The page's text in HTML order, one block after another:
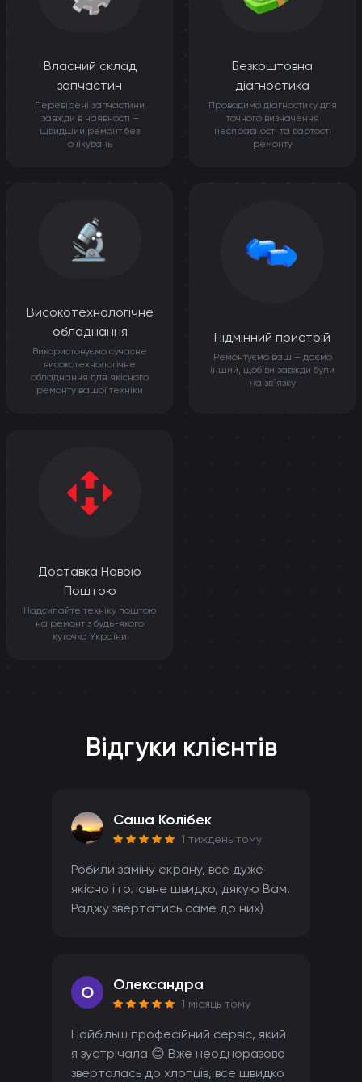
Власний склад
запчастин
Перевірені запчастини
завжди в наявності –
швидший ремонт без
очікувань
Безкоштовна
діагностика
Проводимо діагностику для
точного визначення
несправності та вартості
ремонту
Високотехнологічне
обладнання
Використовуємо сучасне
високотехнологічне
обладнання для якісного
ремонту вашої техніки
Підмінний пристрій
Ремонтуємо ваш – даємо
інший, щоб ви завжди були
на звʼязку
Доставка Новою
Поштою
Надсилайте техніку поштою
на ремонт з будь-якого
куточка України
Відгуки клієнтів
Саша Колібек
1 тиждень тому
Робили заміну екрану, все дуже
якісно і головне швидко, дякую Вам.
Раджу звертатись саме до них)
O Олександра
1 місяць тому
Найбільш професійний сервіс, який
я зустрічала 😊 Вже неодноразово
зверталась до хлопців, все швидко